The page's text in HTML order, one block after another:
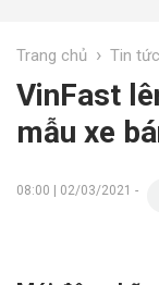
Trang chủ › Tin tức
VinFast
mẫu xe
08:00 | 02/03/2021 -